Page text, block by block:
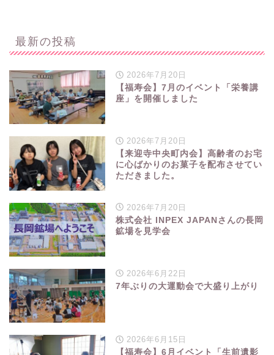
最新の投稿
2026年7月20日
【福寿会】7月のイベント「栄養講
座」を開催しました
2026年7月20日
【来迎寺中央町内会】高齢者のお宅
に心ばかりのお菓子を配布させてい
ただきました。
2026年7月20日
株式会社 INPEX JAPANさんの長岡
鉱場を見学会
2026年6月22日
7年ぶりの大運動会で大盛り上がり
2026年6月15日
【福寿会】6月イベント「生前遺影